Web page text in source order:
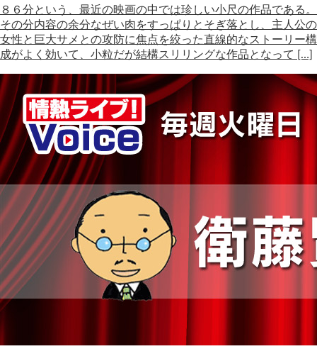
８６分という、最近の映画の中では珍しい小尺の作品である。
その分内容の余分なぜい肉をすっぱりとそぎ落とし、主人公の
女性と巨大サメとの攻防に焦点を絞った直線的なストーリー構
成がよく効いて、小粒だが結構スリリングな作品となって […]